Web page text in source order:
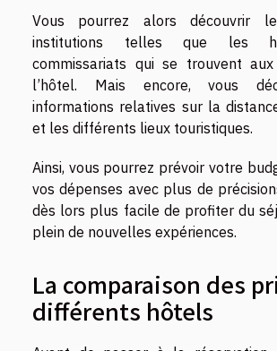
Vous pourrez alors découvrir
institutions telles que les
commissariats qui se trouvent
l’hôtel. Mais encore, vous
informations relatives sur la
et les différents lieux touristiques.
Ainsi, vous pourrez prévoir votre
vos dépenses avec plus de
dès lors plus facile de profiter du
plein de nouvelles expériences.
La comparaison des
différents hôtels